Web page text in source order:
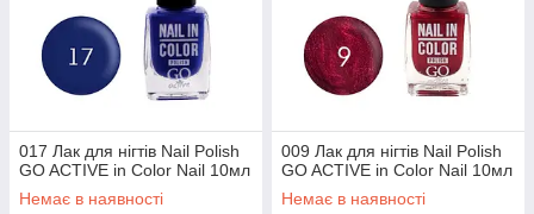
017 Лак для нігтів Nail Polish
GO ACTIVE in Color Nail 10мл
Немає в наявності
009 Лак для нігтів Nail Polish
GO ACTIVE in Color Nail 10мл
Немає в наявності